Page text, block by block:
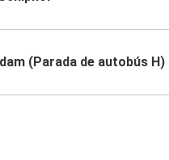
(Parada de autobús H)